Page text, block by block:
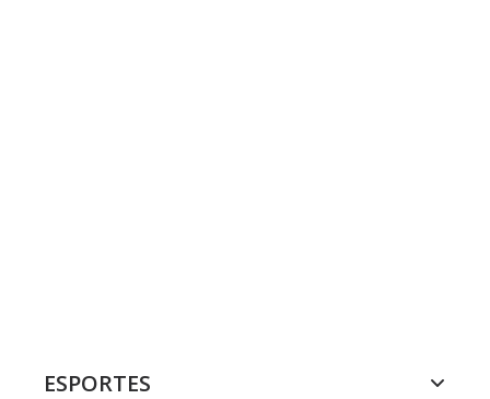
ESPORTES